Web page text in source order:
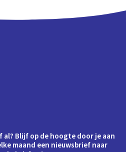
Blijf op de hoogte door je aan
maand een nieuwsbrief naar